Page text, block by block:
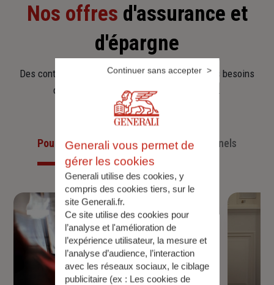
Nos offres d'assurance et
d'épargne
Des contrats clairs et flexibles pour sécuriser vos besoins
d’aujourd’hui et anticiper ceux de demain.
Pour les particuliersPour les professionnels
Generali vous permet de
gérer les cookies
Generali utilise des cookies, y
compris des cookies tiers, sur le
site Generali.fr.
Ce site utilise des cookies pour
l’analyse et l'amélioration de
l’expérience utilisateur, la mesure et
l’analyse d’audience, l’interaction
avec les réseaux sociaux, le ciblage
publicitaire (ex : Les cookies de
Continuer sans accepter